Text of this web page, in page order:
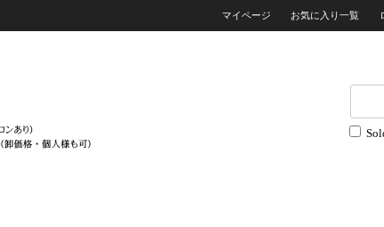
マイページ お気に入り一覧